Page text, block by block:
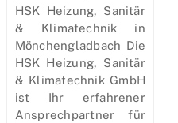
HSK Heizung, Sanitär
& Klimatechnik in
Mönchengladbach Die
HSK Heizung, Sanitär
& Klimatechnik GmbH
ist Ihr erfahrener
Ansprechpartner für